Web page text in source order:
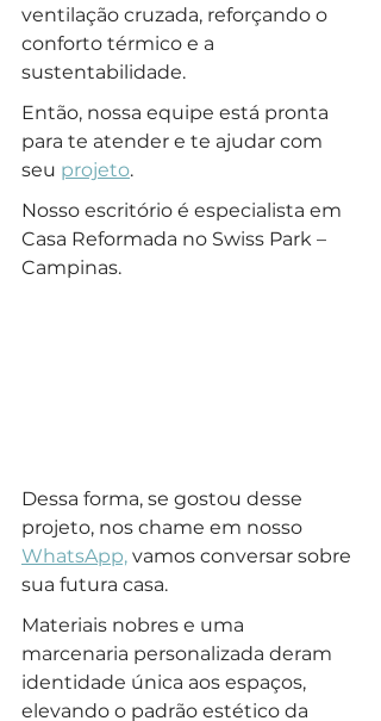
ventilação cruzada, reforçando o
conforto térmico e a
sustentabilidade.
Então, nossa equipe está pronta
para te atender e te ajudar com
seu projeto.
Nosso escritório é especialista em
Casa Reformada no Swiss Park –
Campinas.
Dessa forma, se gostou desse
projeto, nos chame em nosso
WhatsApp, vamos conversar sobre
sua futura casa.
Materiais nobres e uma
marcenaria personalizada deram
identidade única aos espaços,
elevando o padrão estético da